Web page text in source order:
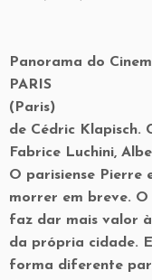
Panorama do
PARIS
(Paris)
de Cédric Klapisch.
Fabrice Luchini,
O parisiense Pierre
morrer em breve.
faz dar mais valor
da própria cidade.
forma diferente